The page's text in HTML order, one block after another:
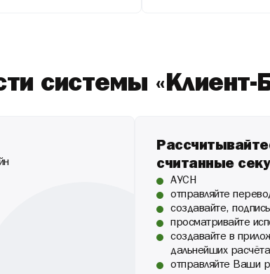
системы «Клиент-
считанные
АУСН
отправляйте
создавайте,
просматривайте
создавайте в
дальнейших
отправляйте Ваши